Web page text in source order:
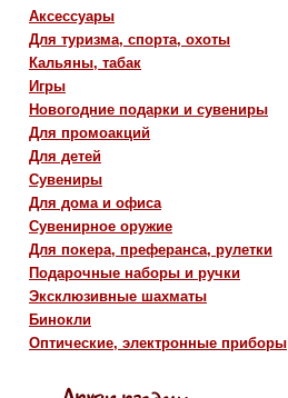
Аксессуары
Для туризма, спорта, охоты
Кальяны, табак
Игры
Новогодние подарки и сувениры
Для промоакций
Для детей
Сувениры
Для дома и офиса
Сувенирное оружие
Для покера, преферанса, рулетки
Подарочные наборы и ручки
Эксклюзивные шахматы
Бинокли
Оптические, электронные приборы